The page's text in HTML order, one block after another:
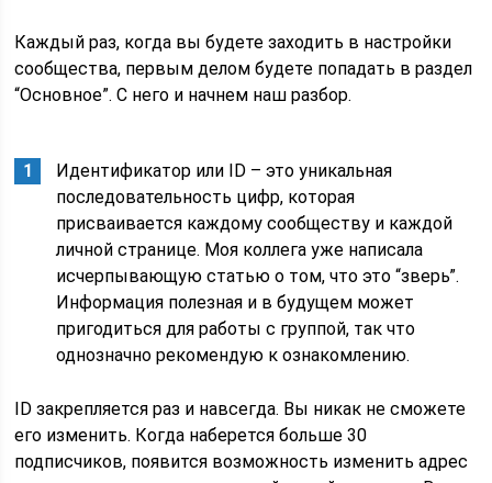
Каждый раз, когда вы будете заходить в настройки
сообщества, первым делом будете попадать в раздел
“Основное”. С него и начнем наш разбор.
Идентификатор или ID – это уникальная
последовательность цифр, которая
присваивается каждому сообществу и каждой
личной странице. Моя коллега уже написала
исчерпывающую статью о том, что это “зверь”.
Информация полезная и в будущем может
пригодиться для работы с группой, так что
однозначно рекомендую к ознакомлению.
ID закрепляется раз и навсегда. Вы никак не сможете
его изменить. Когда наберется больше 30
подписчиков, появится возможность изменить адрес